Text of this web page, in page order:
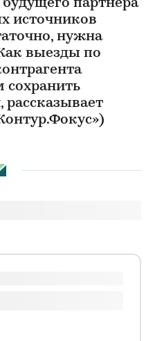
партнера
источников
нужна
выезды по
рассказывает